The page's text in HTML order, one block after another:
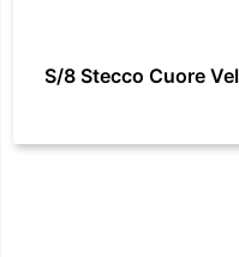
S/8 Stecco Cuore